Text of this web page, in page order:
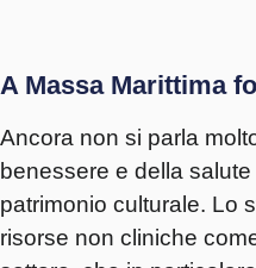
A Massa Marittima
Ancora non si parla
benessere e della
patrimonio culturale. Lo
risorse non cliniche